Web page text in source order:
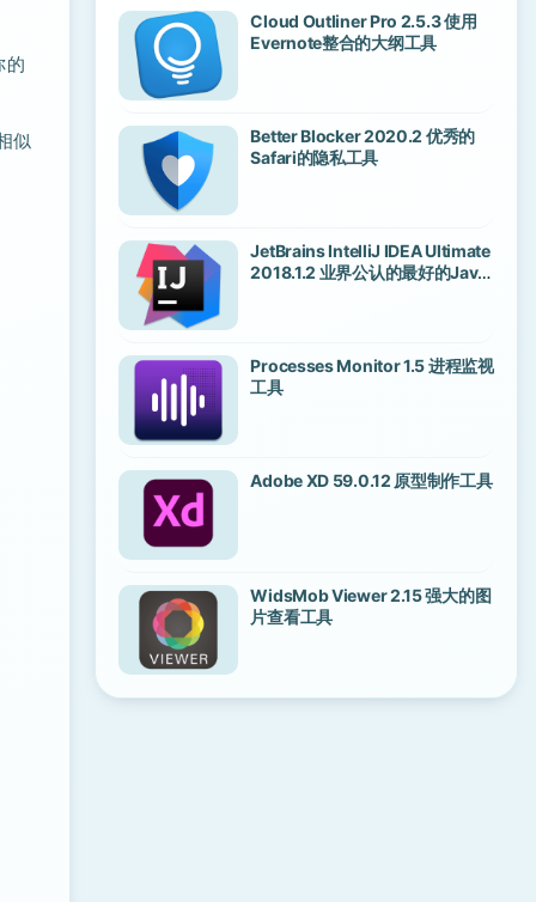
的
似
Cloud Outliner Pro 2.5.3 使用
Evernote整合的大纲工具
Better Blocker 2020.2 优秀的
Safari的隐私工具
JetBrains IntelliJ IDEA Ultimate
2018.1.2 业界公认的最好的Java
Processes Monitor 1.5 进程监视
工具
Adobe XD 59.0.12 原型制作工具
WidsMob Viewer 2.15 强大的图
片查看工具